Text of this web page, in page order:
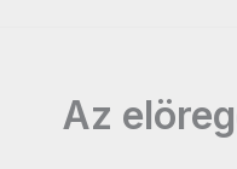
Az